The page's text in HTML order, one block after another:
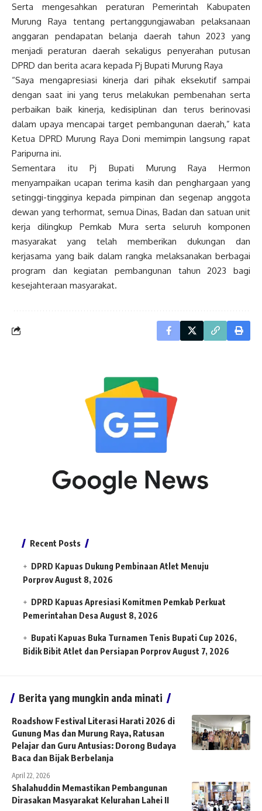
Serta mengesahkan peraturan Pemerintah Kabupaten
Murung Raya tentang pertanggungjawaban pelaksanaan
anggaran pendapatan belanja daerah tahun 2023 yang
menjadi peraturan daerah sekaligus penyerahan putusan
DPRD dan berita acara kepada Pj Bupati Murung Raya
“Saya mengapresiasi kinerja dari pihak eksekutif sampai
dengan saat ini yang terus melakukan pembenahan serta
perbaikan baik kinerja, kedisiplinan dan terus berinovasi
dalam upaya mencapai target pembangunan daerah,” kata
Ketua DPRD Murung Raya Doni memimpin langsung rapat
Paripurna ini.
Sementara itu Pj Bupati Murung Raya Hermon
menyampaikan ucapan terima kasih dan penghargaan yang
setinggi-tingginya kepada pimpinan dan segenap anggota
dewan yang terhormat, semua Dinas, Badan dan satuan unit
kerja dilingkup Pemkab Mura serta seluruh komponen
masyarakat yang telah memberikan dukungan dan
kerjasama yang baik dalam rangka melaksanakan berbagai
program dan kegiatan pembangunan tahun 2023 bagi
kesejahteraan masyarakat.
Recent Posts
DPRD Kapuas Dukung Pembinaan Atlet Menuju
PorprovAugust 8, 2026
DPRD Kapuas Apresiasi Komitmen Pemkab Perkuat
Pemerintahan Desa August 8, 2026
Bupati Kapuas Buka Turnamen Tenis Bupati Cup 2026,
Bidik Bibit Atlet dan Persiapan PorprovAugust 7, 2026
Berita yang mungkin anda minati
Roadshow Festival Literasi Harati 2026 di
Gunung Mas dan Murung Raya, Ratusan
Pelajar dan Guru Antusias: Dorong Budaya
Baca dan Bijak Berbelanja
April 22, 2026
Shalahuddin Memastikan Pembangunan
Dirasakan Masyarakat Kelurahan Lahei II